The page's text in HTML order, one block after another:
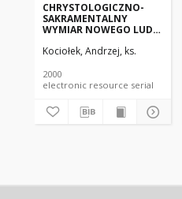
CHRYSTOLOGICZNO-
SAKRAMENTALNY
WYMIAR NOWEGO LUDU
CENTRALNE
BIBLIJNO-
KERYGMATYCZNIE
Kociołek, Andrzej, ks.
2000
electronic resource serial